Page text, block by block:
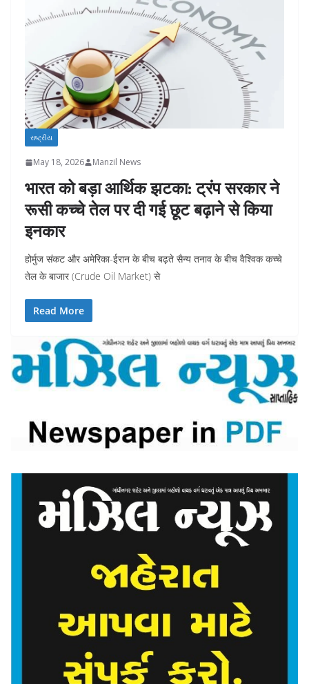
રાષ્ટ્રીય
May 18, 2026 Manzil News
भारत को बड़ा आर्थिक झटका: ट्रंप सरकार ने
रूसी कच्चे तेल पर दी गई छूट बढ़ाने से किया
इनकार
होर्मुज संकट और अमेरिका-ईरान के बीच बढ़ते सैन्य तनाव के बीच वैश्विक कच्चे
तेल के बाजार (Crude Oil Market) से
Read More